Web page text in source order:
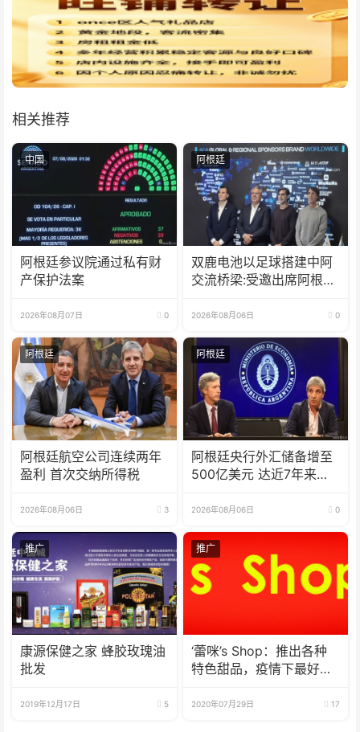
相关推荐
中国
阿根廷参议院通过私有财
产保护法案
2026年08月07日 0
阿根廷
双鹿电池以足球搭建中阿
交流桥梁:受邀出席阿根廷
2026年08月06日 0
阿根廷
阿根廷航空公司连续两年
盈利 首次交纳所得税
2026年08月06日 3
阿根廷
阿根廷央行外汇储备增至
500亿美元 达近7年来最
2026年08月06日 0
推广
康源保健之家 蜂胶玫瑰油
批发
2019年12月17日 5
推广
‘蕾咪’s Shop：推出各种
特色甜品，疫情下最好的
2020年07月29日 17